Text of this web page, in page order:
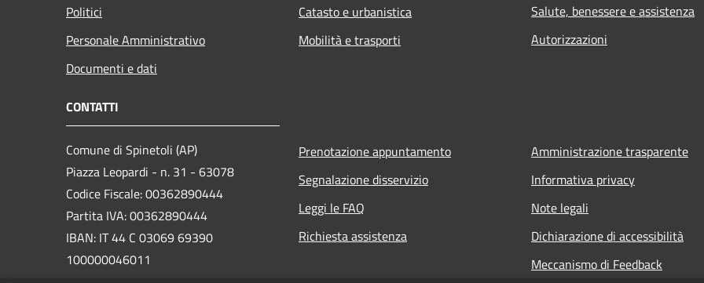
Politici
Personale Amministrativo
Documenti e dati
Catasto e urbanistica
Mobilità e trasporti
Salute, benessere e assistenza
Autorizzazioni
CONTATTI
Comune di Spinetoli (AP)
Piazza Leopardi - n. 31 - 63078
Codice Fiscale: 00362890444
Partita IVA: 00362890444
IBAN: IT 44 C 03069 69390
100000046011
Prenotazione appuntamento
Segnalazione disservizio
Leggi le FAQ
Richiesta assistenza
Amministrazione trasparente
Informativa privacy
Note legali
Dichiarazione di accessibilità
Meccanismo di Feedback